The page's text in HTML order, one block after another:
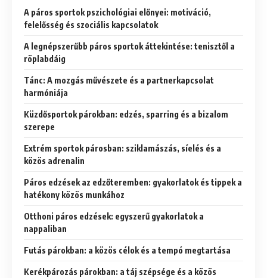
A páros sportok pszichológiai előnyei: motiváció,
felelősség és szociális kapcsolatok
A legnépszerűbb páros sportok áttekintése: tenisztől a
röplabdáig
Tánc: A mozgás művészete és a partnerkapcsolat
harmóniája
Küzdősportok párokban: edzés, sparring és a bizalom
szerepe
Extrém sportok párosban: sziklamászás, síelés és a
közös adrenalin
Páros edzések az edzőteremben: gyakorlatok és tippek a
hatékony közös munkához
Otthoni páros edzések: egyszerű gyakorlatok a
nappaliban
Futás párokban: a közös célok és a tempó megtartása
Kerékpározás párokban: a táj szépsége és a közös